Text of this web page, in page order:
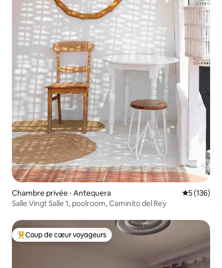
Chambre privée ⋅ Antequera Évaluation
5 (136)
Salle Vingt Salle 1, poolroom, Caminito del Rey
Coups de cœur voyageurs les plus appréciés
Coup de cœur voyageurs